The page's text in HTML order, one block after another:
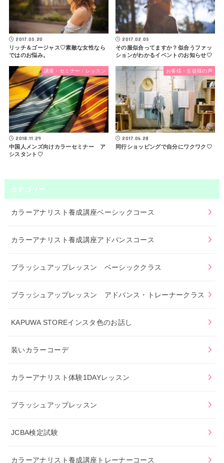
2017.05.20
リッチ＆ゴージャス♡素敵な女性なら
ではのお悩み。
2017.02.05
その服似合ってますか？似合うファッ
ションがわかるイベントのお知らせ♡
講座・セミナー・レッスン
2018.11.29
中国人メンズ向けカラーセミナー ア
シスタント♡
お客様・生徒様の声
2017.06.28
同行ショッピングで自分にワクワク♡
カテゴリー
カラーアナリスト養成講座ベーシックコース
カラーアナリスト養成講座アドバンスコース
ブラッシュアップレッスン ベーシッククラス
ブラッシュアップレッスン アドバンス・トレーナークラス
KAPUWA STOREインスタ色のお話し
装いカラーコーデ
カラーアナリスト体験1DAYレッスン
ブラッシュアップレッスン
JCBA検定試験
カラーアナリスト養成講座トレーナーコース